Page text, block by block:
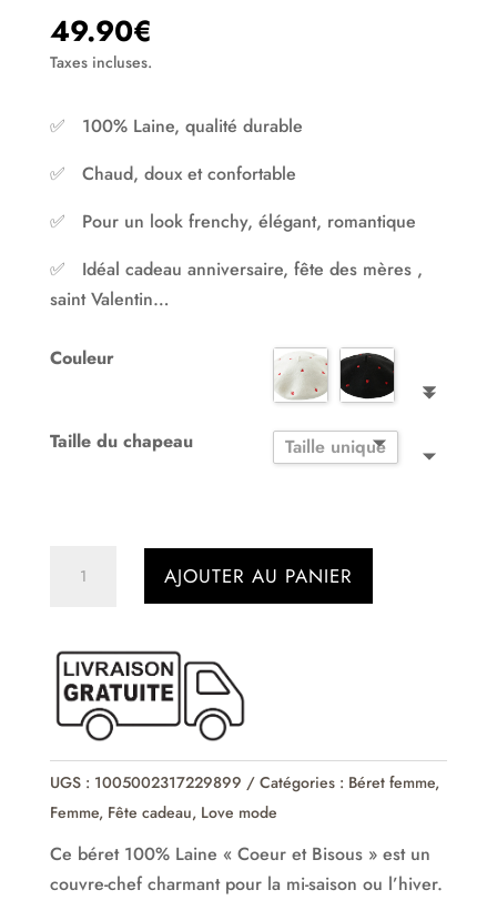
sur 5
basé sur
notation client
49.90€
Taxes incluses.
✅ 100% Laine, qualité durable
✅ Chaud, doux et confortable
✅ Pour un look frenchy, élégant, romantique
✅ Idéal cadeau anniversaire, fête des mères ,
saint Valentin…
Couleur
Taille du chapeau Taille unique
100%
Laine
Coeur
Bisous
AJOUTER AU PANIER
UGS : 1005002317229899 Catégories : Béret femme,
Femme, Fête cadeau, Love mode
Ce béret 100% Laine « Coeur et Bisous » est un
couvre-chef charmant pour la mi-saison ou l’hiver.